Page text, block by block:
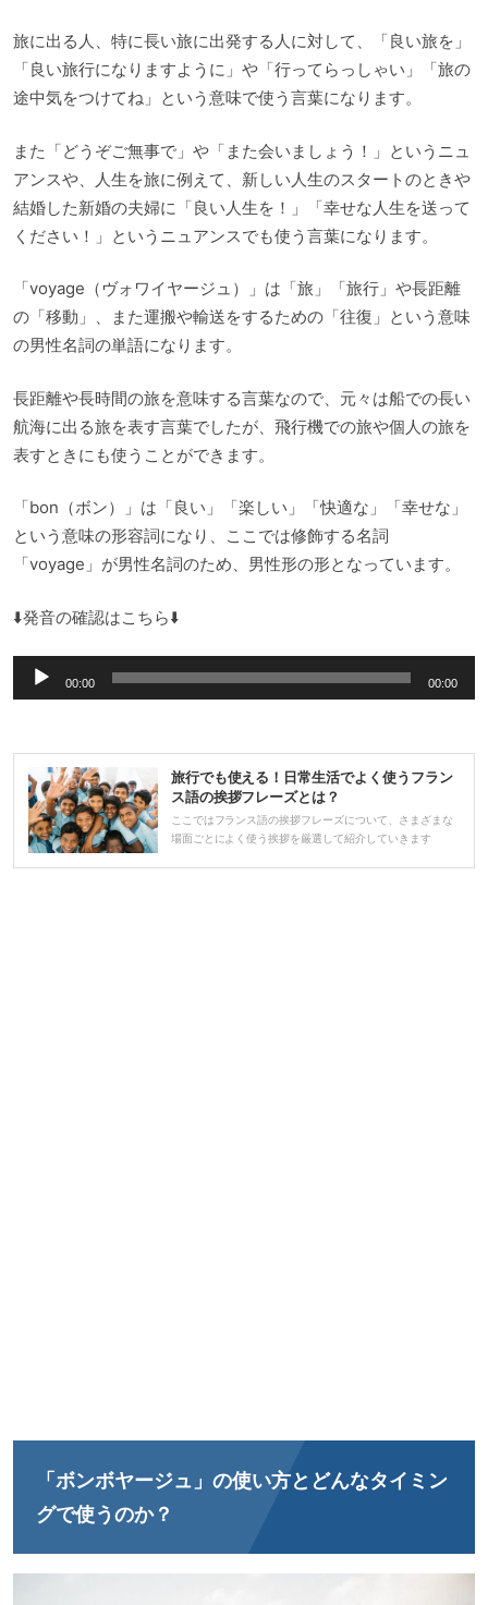
旅に出る人、特に長い旅に出発する人に対して、「良い旅を」
「良い旅行になりますように」や「行ってらっしゃい」「旅の
途中気をつけてね」という意味で使う言葉になります。
また「どうぞご無事で」や「また会いましょう！」というニュ
アンスや、人生を旅に例えて、新しい人生のスタートのときや
結婚した新婚の夫婦に「良い人生を！」「幸せな人生を送って
ください！」というニュアンスでも使う言葉になります。
「voyage（ヴォワイヤージュ）」は「旅」「旅行」や長距離
の「移動」、また運搬や輸送をするための「往復」という意味
の男性名詞の単語になります。
長距離や長時間の旅を意味する言葉なので、元々は船での長い
航海に出る旅を表す言葉でしたが、飛行機での旅や個人の旅を
表すときにも使うことができます。
「bon（ボン）」は「良い」「楽しい」「快適な」「幸せな」
という意味の形容詞になり、ここでは修飾する名詞
「voyage」が男性名詞のため、男性形の形となっています。
⬇️発音の確認はこちら⬇️
声
ー
ヤ
ー
00:00 00:00
旅行でも使える！日常生活でよく使うフラン
ス語の挨拶フレーズとは？
ここではフランス語の挨拶フレーズについて、さまざまな
場面ごとによく使う挨拶を厳選して紹介していきます
「ボンボヤージュ」の使い方とどんなタイミン
グで使うのか？